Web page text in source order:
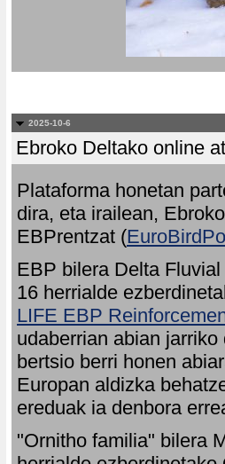
2025-10-6
Ebroko Deltako online
Plataforma honetan
dira, eta irailean,
EBPrentzat (
EBP bilera Delta
16 herrialde
LIFE EBP
udaberrian abian
bertsio berri honen
Europan aldizka
ereduak ia denbora
"Ornitho familia" bilera